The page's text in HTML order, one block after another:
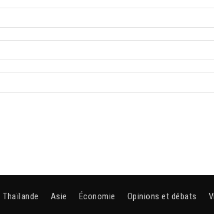
Thaïlande Asie Économie Opinions et débats